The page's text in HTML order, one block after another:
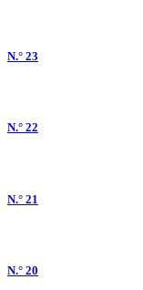
N.° 23
N.° 22
N.° 21
N.° 20